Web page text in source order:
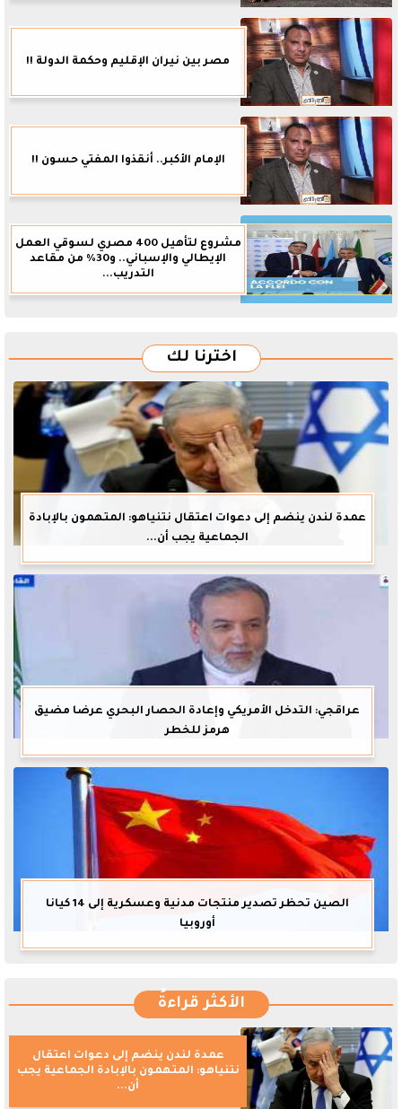
مصر بين نيران الإقليم وحكمة الدولة !!
الإمام الأكبر.. أنقذوا المفتي حسون !!
مشروع لتأهيل 400 مصري لسوقي العمل
الإيطالي والإسباني.. و30% من مقاعد
التدريب...
اخترنا لك
عمدة لندن ينضم إلى دعوات اعتقال نتنياهو: المتهمون بالإبادة
الجماعية يجب أن...
عراقجي: التدخل الأمريكي وإعادة الحصار البحري عرضا مضيق
هرمز للخطر
الصين تحظر تصدير منتجات مدنية وعسكرية إلى 14 كيانا
أوروبيا
الأكثر قراءةً
عمدة لندن ينضم إلى دعوات اعتقال
نتنياهو: المتهمون بالإبادة الجماعية يجب
أن...